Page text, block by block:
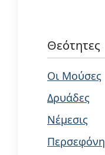
Θεότητες
Οι Μούσες
Δρυάδες
Νέμεσις
Περσεφόνη